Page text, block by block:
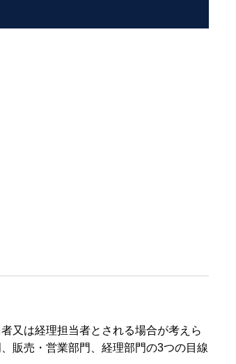
又は経理担当者とされる場合が考えら
販売・営業部門、経理部門の3つの目線